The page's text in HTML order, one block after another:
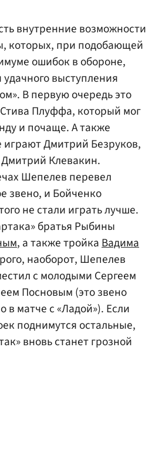
внутренние возможности
которых, при подобающей
ошибок в обороне,
выступления
В первую очередь это
Плуффа, который мог
и почаще. А также
играют Дмитрий Безруков,
Клевакин.
Шепелев перевел
звено, и Бойченко
не стали играть лучше.
братья Рыбины
, а также тройкаВадима
наоборот, Шепелев
с молодыми Сергеем
Посновым (это звено
в матче с «Ладой»). Если
поднимутся остальные,
вновь станет грозной